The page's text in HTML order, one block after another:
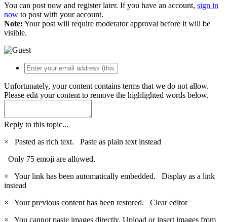
You can post now and register later. If you have an account, sign in
now to post with your account.
Note: Your post will require moderator approval before it will be
visible.
Unfortunately, your content contains terms that we do not allow.
Please edit your content to remove the highlighted words below.
Reply to this topic...
×
Pasted as rich text. Paste as plain text instead
Only 75 emoji are allowed.
×
Your link has been automatically embedded. Display as a link
instead
×
Your previous content has been restored. Clear editor
×
You cannot paste images directly. Upload or insert images from